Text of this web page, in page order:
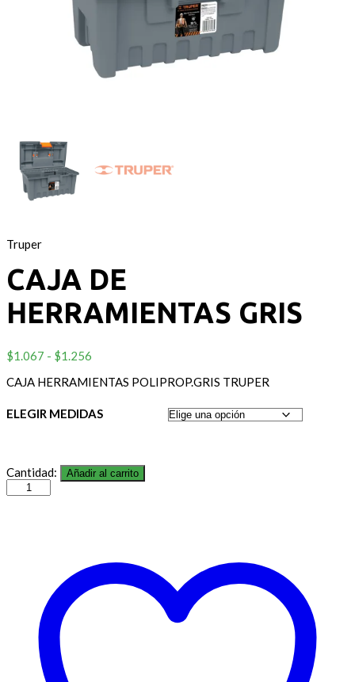
Truper
CAJA DE
HERRAMIENTAS GRIS
$1.067 - $1.256
precios:
$1.067
CAJA HERRAMIENTAS POLIPROP.GRIS TRUPER
ELEGIR MEDIDAS
Cantidad: Añadir al carrito